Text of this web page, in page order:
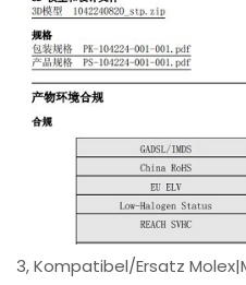
3, Kompatibel/Ersatz